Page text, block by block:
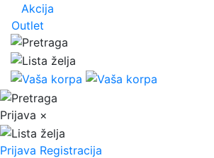
Akcija
Outlet
Prijava ×
Prijava Registracija